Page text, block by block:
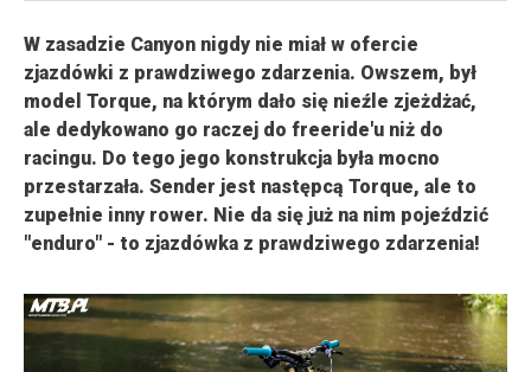
W zasadzie Canyon nigdy nie miał w ofercie
zjazdówki z prawdziwego zdarzenia. Owszem, był
model Torque, na którym dało się nieźle zjeżdżać,
ale dedykowano go raczej do freeride'u niż do
racingu. Do tego jego konstrukcja była mocno
przestarzała. Sender jest następcą Torque, ale to
zupełnie inny rower. Nie da się już na nim pojeździć
"enduro" - to zjazdówka z prawdziwego zdarzenia!